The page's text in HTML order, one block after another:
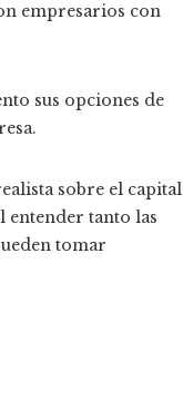
empresarios con
sus opciones de
sobre el capital
entender tanto las
tomar